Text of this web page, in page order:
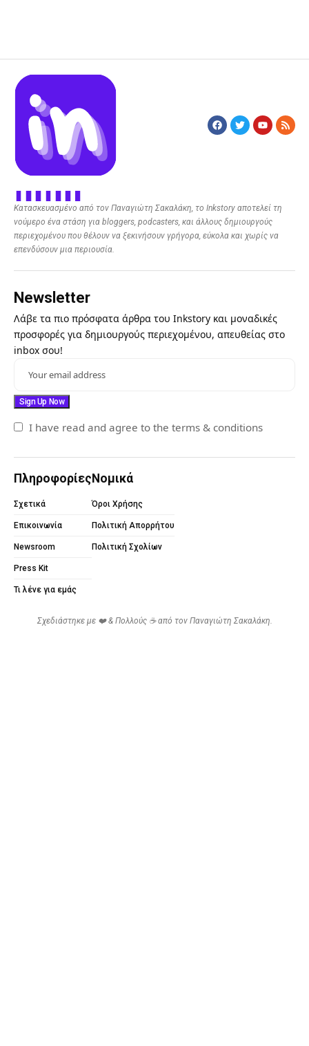
Κατασκευασμένο από τον Παναγιώτη Σακαλάκη, το Inkstory αποτελεί τη
νούμερο ένα στάση για bloggers, podcasters, και άλλους δημιουργούς
περιεχομένου που θέλουν να ξεκινήσουν γρήγορα, εύκολα και χωρίς να
επενδύσουν μια περιουσία.
Newsletter
Λάβε τα πιο πρόσφατα άρθρα του Inkstory και μοναδικές
προσφορές για δημιουργούς περιεχομένου, απευθείας στο
inbox σου!
I have read and agree to the terms & conditions
Πληροφορίες
Σχετικά
Επικοινωνία
Newsroom
Press Kit
Τι λένε για εμάς
Νομικά
Όροι Χρήσης
Πολιτική Απορρήτου
Πολιτική Σχολίων
Σχεδιάστηκε με ❤️ & Πολλούς ☕ από τον Παναγιώτη Σακαλάκη.